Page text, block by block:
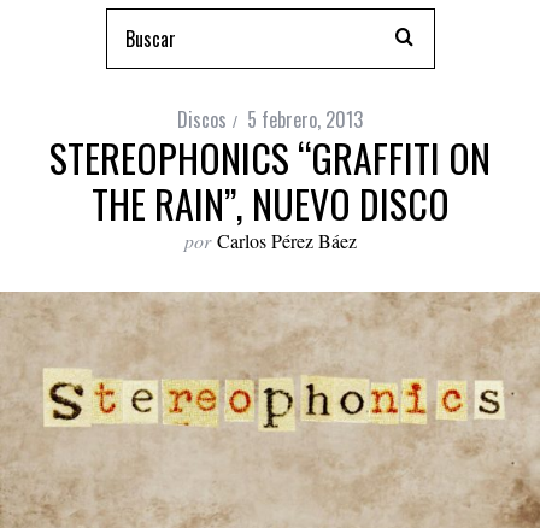
Discos 5 febrero, 2013
STEREOPHONICS “GRAFFITI ON
THE RAIN”, NUEVO DISCO
por Carlos Pérez Báez